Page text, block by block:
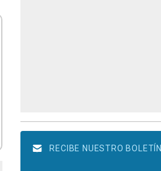
RECIBE NUESTRO BOLETÍN